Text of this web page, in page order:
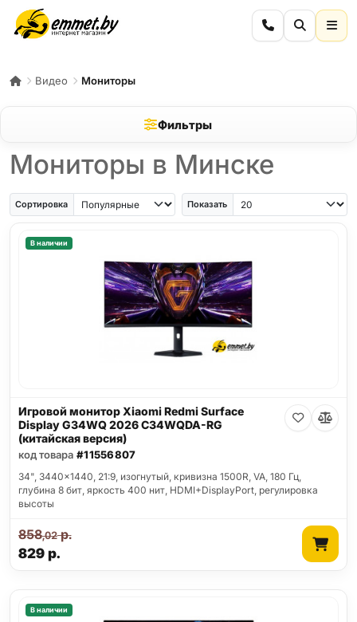
Видео Мониторы
Фильтры
Мониторы в Минске
Сортировка Показать
В наличии
Игровой монитор Xiaomi Redmi Surface
Display G34WQ 2026 C34WQDA-RG
(китайская версия)
код товара #11556807
34", 3440x1440, 21:9, изогнутый, кривизна 1500R, VA, 180 Гц,
глубина 8 бит, яркость 400 нит, HDMI+DisplayPort, регулировка
высоты
829р.
858,02р.
В наличии